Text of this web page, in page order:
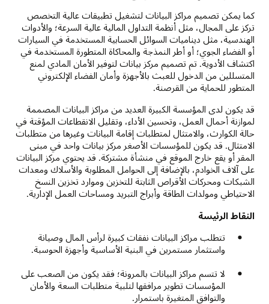
كما يمكن تصميم مراكز البيانات لتشغيل تطبيقات عالية التخصص
تركز على المجال، مثل أنظمة التداول المالية عالية السرعة؛ والأدوات
الهندسية، مثل ديناميات السوائل الحسابية المستخدمة في السيارات
أو الفضاء الجوي؛ أو أطر النمذجة والمحاكاة المتطورة المستخدمة في
اكتشاف الأدوية. تم تصميم مركز بيانات لتوفير الأمان المادي لمنع
المتسللين من الدخول للعبث بالأجهزة وأمان الفضاء الإلكتروني
المتطور للحماية من القرصنة.
قد يكون لدى المؤسسة الكبيرة العديد من مراكز البيانات المصممة
لموازنة أحمال العمل، وتحسين الأداء، وتقليل الانقطاعات المؤقتة في
حالة الكوارث، والامتثال لمتطلبات إقامة البيانات وغيرها من متطلبات
الامتثال. قد يكون للمؤسسات الأصغر مركز بيانات واحد في مبنى
المقر أو يقع خارج الموقع في منشأة مشتركة. قد يحتوي مركز البيانات
على آلاف الخوادم، بالإضافة إلى الحوامل المطلوبة والأسلاك ومعدات
الشبكات ومحركات الأقراص الثابتة للتخزين وموارد تخزين النسخ
الاحتياطي ومولدات الطاقة وأبراج التبريد ومساحات العمل الإدارية.
النقاط الرئيسة
تتطلب مراكز البيانات نفقات كبيرة لرأس المال وصيانة
واستثمار مستمرين في البنية الأساسية وأجهزة الحوسبة.
لا تتسم مراكز البيانات بالمرونة؛ فقد يكون من الصعب على
المؤسسات تطوير مرافقها لتلبية متطلبات السعة والأمان
والتوافق المتغيرة باستمرار.